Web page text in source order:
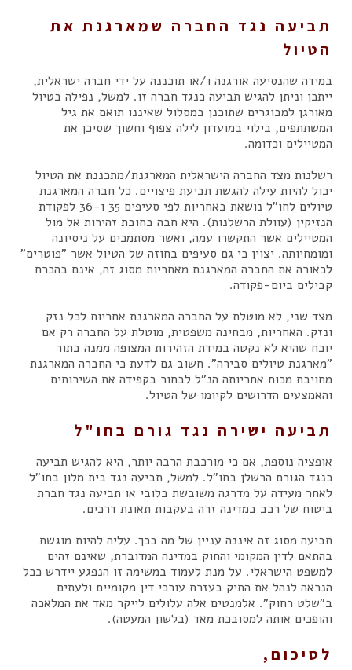
תביעה נגד החברה שמארגנת את
הטיול
במידה שהנסיעה אורגנה ו/או תוכננה על ידי חברה ישראלית,
ייתכן וניתן להגיש תביעה כנגד חברה זו. למשל, נפילה בטיול
מאורגן למבוגרים שתוכנן במסלול שאיננו תואם את גיל
המשתתפים, בילוי במועדון לילה צפוף וחשוך שסיכן את
המטיילים וכדומה.
רשלנות מצד החברה הישראלית המארגנת/מתכננת את הטיול
יכול להיות עילה להגשת תביעת פיצויים. כל חברה המארגנת
טיולים לחו"ל נושאת באחריות לפי סעיפים 35 ו-36 לפקודת
הנזיקין (עוולת הרשלנות). היא חבה בחובת זהירות אל מול
המטיילים אשר התקשרו עמה, ואשר מסתמכים על ניסיונה
ומומחיותה. יצוין כי גם סעיפים בחוזה של הטיול אשר "פוטרים"
לכאורה את החברה המארגנת מאחריות מסוג זה, אינם בהכרח
קבילים ביום-פקודה.
מצד שני, לא מוטלת על החברה המארגנת אחריות לכל נזק
ונזק. האחריות, מבחינה משפטית, מוטלת על החברה רק אם
יוכח שהיא לא נקטה במידת הזהירות המצופה ממנה בתור
"מארגנת טיולים סבירה". חשוב גם לדעת כי החברה המארגנת
מחויבת מכוח אחריותה הנ"ל לבחור בקפידה את השירותים
והאמצעים הדרושים לקיומו של הטיול.
תביעה ישירה נגד גורם בחו"ל
אופציה נוספת, אם כי מורכבת הרבה יותר, היא להגיש תביעה
כנגד הגורם הרשלן בחו"ל. למשל, תביעה נגד בית מלון בחו"ל
לאחר מעידה על מדרגה משובשת בלובי או תביעה נגד חברת
ביטוח של רכב במדינה זרה בעקבות תאונת דרכים.
תביעה מסוג זה איננה עניין של מה בכך. עליה להיות מוגשת
בהתאם לדין המקומי והחוק במדינה המדוברת, שאינם זהים
למשפט הישראלי. על מנת לעמוד במשימה זו הנפגע יידרש ככל
הנראה לנהל את התיק בעזרת עורכי דין מקומיים ולעתים
ב"שלט רחוק". אלמנטים אלה עלולים לייקר מאד את המלאכה
והופכים אותה למסובכת מאד (בלשון המעטה).
לסיכום,